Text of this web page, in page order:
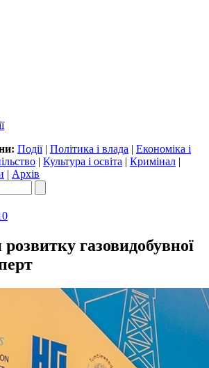
Події| Політика і влада | Економіка і
| Культура і освіта | Кримінал |
| Архів
газовидобувної